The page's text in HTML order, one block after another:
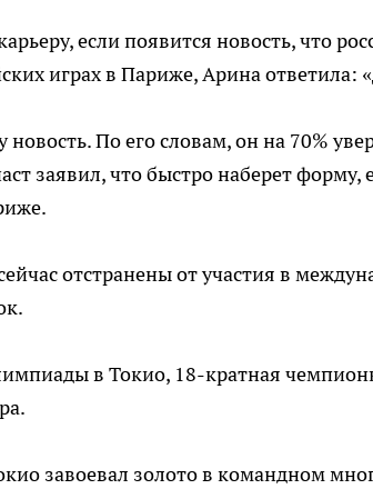
если появится новость, что
играх в Париже, Арина ответила:
По его словам, он на 70%
заявил, что быстро наберет форму,
отстранены от участия в
в Токио, 18-кратная
завоевал золото в командном